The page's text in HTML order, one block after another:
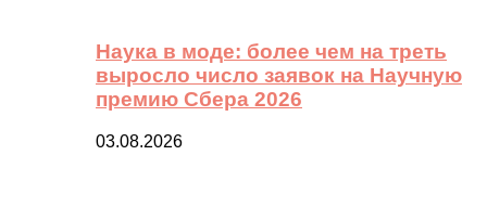
Наука в моде: более чем на треть
выросло число заявок на Научную
премию Сбера 2026
03.08.2026